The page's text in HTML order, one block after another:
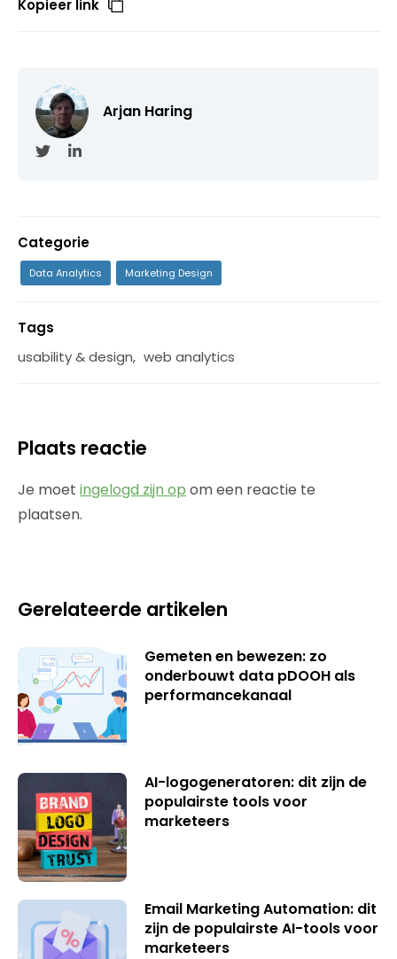
Kopieer link
Arjan Haring
Categorie
Data Analytics Marketing Design
Tags
usability & design, web analytics
Plaats reactie
Je moet ingelogd zijn op om een reactie te
plaatsen.
Gerelateerde artikelen
Gemeten en bewezen: zo
onderbouwt data pDOOH als
performancekanaal
AI-logogeneratoren: dit zijn de
populairste tools voor
marketeers
Email Marketing Automation: dit
zijn de populairste AI-tools voor
marketeers